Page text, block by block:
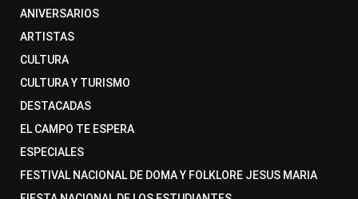
ANIVERSARIOS
ARTISTAS
CULTURA
CULTURA Y TURISMO
DESTACADAS
EL CAMPO TE ESPERA
ESPECIALES
FESTIVAL NACIONAL DE DOMA Y FOLKLORE JESUS MARIA